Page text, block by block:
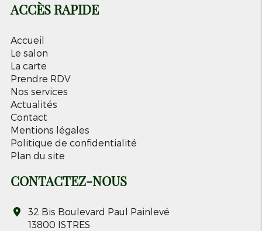
ACCÈS RAPIDE
Accueil
Le salon
La carte
Prendre RDV
Nos services
Actualités
Contact
Mentions légales
Politique de confidentialité
Plan du site
CONTACTEZ-NOUS
32 Bis Boulevard Paul Painlevé
13800 ISTRES